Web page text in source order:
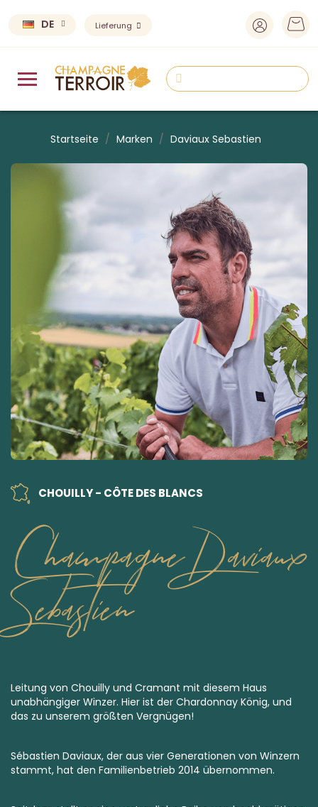
DE Lieferung
Startseite Marken Daviaux Sebastien
CHOUILLY - CÔTE DES BLANCS
Champagne Daviaux
Sebastien
Leitung von Chouilly und Cramant mit diesem Haus
unabhängiger Winzer. Hier ist der Chardonnay König, und
das zu unserem größten Vergnügen!
Sébastien Daviaux, der aus vier Generationen von Winzern
stammt, hat den Familienbetrieb 2014 übernommen.